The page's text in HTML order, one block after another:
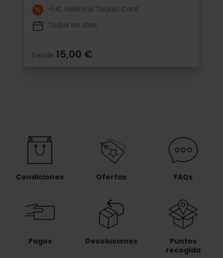
-1 € València Tourist Card
Todos los días
Desde 15,00 €
Condiciones Ofertas FAQs
Pagos Devoluciones
Puntos
recogida